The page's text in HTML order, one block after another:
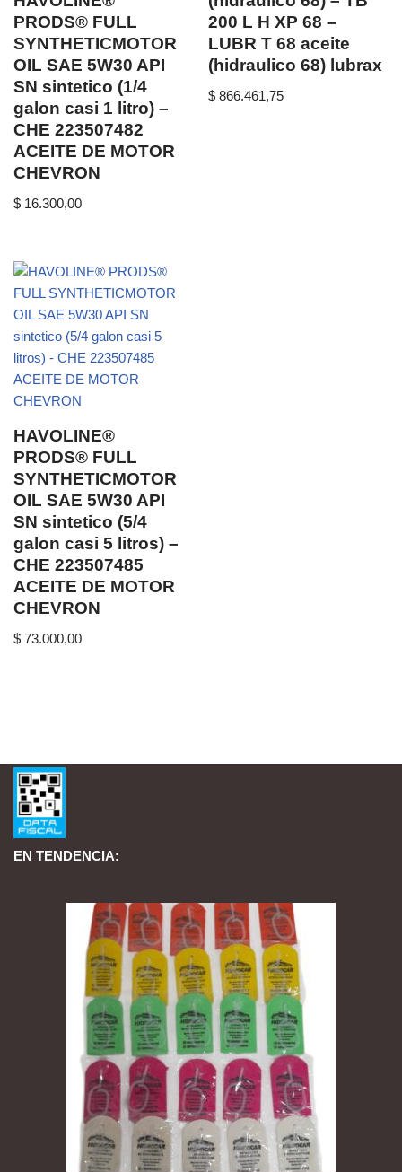
PRODS® FULL
SYNTHETICMOTOR
OIL SAE 5W30 API
SN sintetico (1/4
galon casi 1 litro) –
CHE 223507482
ACEITE DE MOTOR
CHEVRON
$ 16.300,00
200 L H XP 68 –
LUBR T 68 aceite
(hidraulico 68) lubrax
$ 866.461,75
HAVOLINE®
PRODS® FULL
SYNTHETICMOTOR
OIL SAE 5W30 API
SN sintetico (5/4
galon casi 5 litros) –
CHE 223507485
ACEITE DE MOTOR
CHEVRON
$ 73.000,00
EN TENDENCIA: